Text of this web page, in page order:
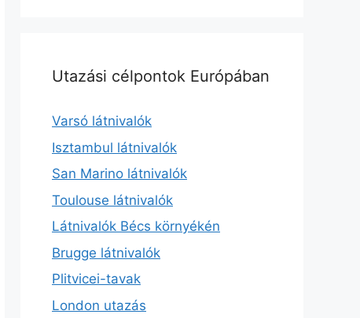
Utazási célpontok Európában
Varsó látnivalók
Isztambul látnivalók
San Marino látnivalók
Toulouse látnivalók
Látnivalók Bécs környékén
Brugge látnivalók
Plitvicei-tavak
London utazás